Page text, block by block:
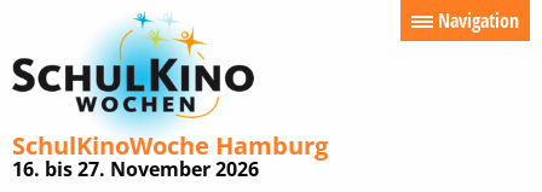
SchulKinoWoche Hamburg
16. bis 27. November 2026
Navigation